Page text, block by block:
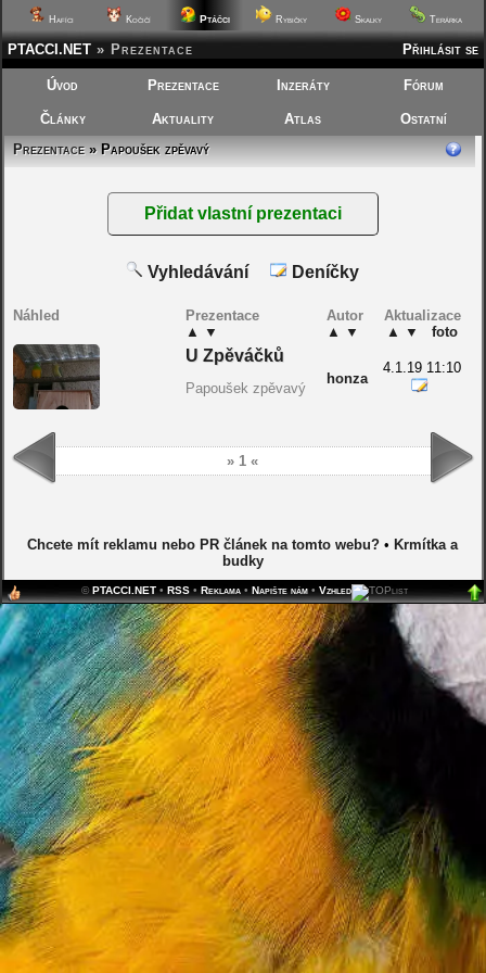
Hafíci Kočičí Ptáčci Rybičky Skalky Terárka
Přihlásit se
PTACCI.NET » Prezentace
Úvod Prezentace Inzeráty Fórum
Články Aktuality Atlas
Ostatní
Prezentace» Papoušek zpěvavý
Vyhledávání Deníčky
Náhled
Prezentace
▲ ▼
Autor
▲ ▼
Aktualizace
▲ ▼ foto
U Zpěváčků
Papoušek zpěvavý
honza
4.1.19 11:10
» 1 «
Chcete mít reklamu nebo PR článek na tomto webu? • Krmítka a
budky
©PTACCI.NET• RSS• Reklama• Napište nám• Vzhled